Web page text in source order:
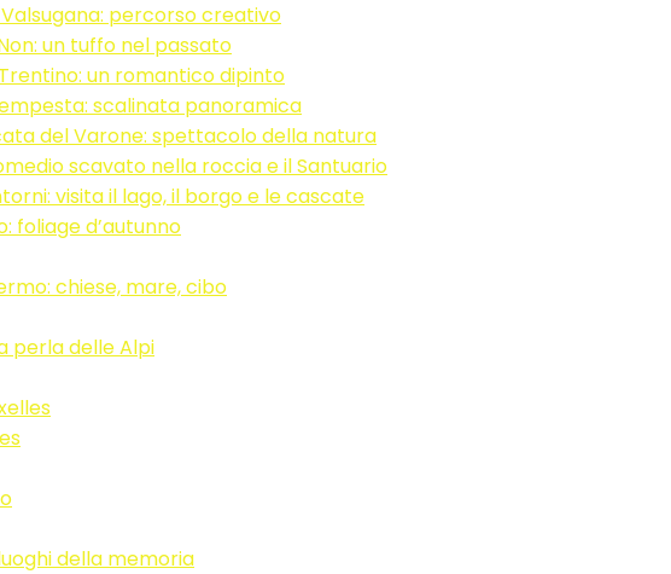
percorso creativo
un tuffo nel passato
un romantico dipinto
scalinata panoramica
del Varone: spettacolo della natura
scavato nella roccia e il Santuario
visita il lago, il borgo e le cascate
foliage d’autunno
chiese, mare, cibo
perla delle Alpi
della memoria